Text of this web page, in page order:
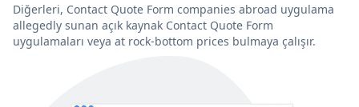
Diğerleri, Contact Quote Form companies abroad uygulama
allegedly sunan açık kaynak Contact Quote Form
uygulamaları veya at rock-bottom prices bulmaya çalışır.